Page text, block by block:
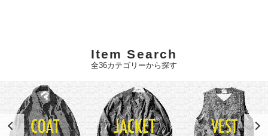
Item Search
全36カテゴリーから探す